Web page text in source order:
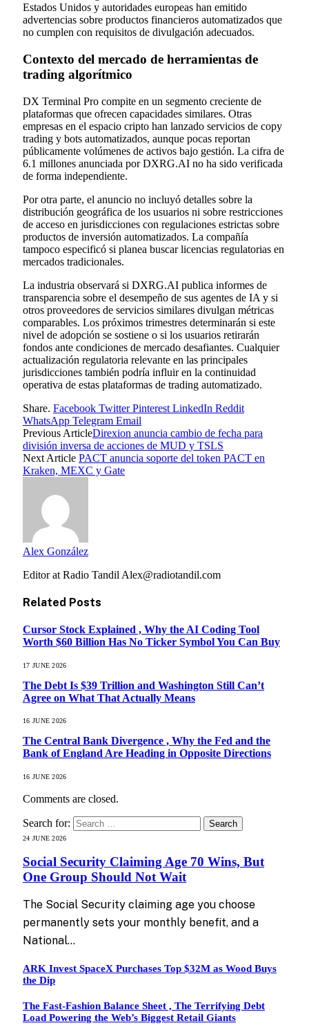
Estados Unidos y autoridades europeas han emitido
advertencias sobre productos financieros automatizados que
no cumplen con requisitos de divulgación adecuados.
Contexto del mercado de herramientas de
trading algorítmico
DX Terminal Pro compite en un segmento creciente de
plataformas que ofrecen capacidades similares. Otras
empresas en el espacio cripto han lanzado servicios de copy
trading y bots automatizados, aunque pocas reportan
públicamente volúmenes de activos bajo gestión. La cifra de
6.1 millones anunciada por DXRG.AI no ha sido verificada
de forma independiente.
Por otra parte, el anuncio no incluyó detalles sobre la
distribución geográfica de los usuarios ni sobre restricciones
de acceso en jurisdicciones con regulaciones estrictas sobre
productos de inversión automatizados. La compañía
tampoco especificó si planea buscar licencias regulatorias en
mercados tradicionales.
La industria observará si DXRG.AI publica informes de
transparencia sobre el desempeño de sus agentes de IA y si
otros proveedores de servicios similares divulgan métricas
comparables. Los próximos trimestres determinarán si este
nivel de adopción se sostiene o si los usuarios retirarán
fondos ante condiciones de mercado desafiantes. Cualquier
actualización regulatoria relevante en las principales
jurisdicciones también podría influir en la continuidad
operativa de estas plataformas de trading automatizado.
Share. Facebook Twitter Pinterest LinkedIn Reddit
WhatsApp Telegram Email
Previous ArticleDirexion anuncia cambio de fecha para
división inversa de acciones de MUD y TSLS
Next Article PACT anuncia soporte del token PACT en
Kraken, MEXC y Gate
Alex González
Editor at Radio Tandil Alex@radiotandil.com
Related Posts
Cursor Stock Explained , Why the AI Coding Tool
Worth $60 Billion Has No Ticker Symbol You Can Buy
17 JUNE 2026
The Debt Is $39 Trillion and Washington Still Can’t
Agree on What That Actually Means
16 JUNE 2026
The Central Bank Divergence , Why the Fed and the
Bank of England Are Heading in Opposite Directions
16 JUNE 2026
Comments are closed.
Search for:
24 JUNE 2026
Social Security Claiming Age 70 Wins, But
One Group Should Not Wait
The Social Security claiming age you choose
permanently sets your monthly benefit, and a
National…
ARK Invest SpaceX Purchases Top $32M as Wood Buys
the Dip
The Fast-Fashion Balance Sheet , The Terrifying Debt
Load Powering the Web’s Biggest Retail Giants